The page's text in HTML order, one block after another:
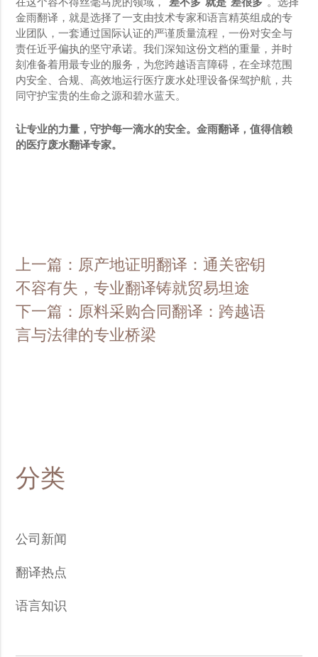
在这个容不得丝毫马虎的领域， “差不多”就是“差很多” 。选择
金雨翻译，就是选择了一支由技术专家和语言精英组成的专
业团队，一套通过国际认证的严谨质量流程，一份对安全与
责任近乎偏执的坚守承诺。我们深知这份文档的重量，并时
刻准备着用最专业的服务，为您跨越语言障碍，在全球范围
内安全、合规、高效地运行医疗废水处理设备保驾护航，共
同守护宝贵的生命之源和碧水蓝天。
让专业的力量，守护每一滴水的安全。金雨翻译，值得信赖
的医疗废水翻译专家。
上一篇：原产地证明翻译：通关密钥
不容有失，专业翻译铸就贸易坦途
下一篇：原料采购合同翻译：跨越语
言与法律的专业桥梁
分类
公司新闻
翻译热点
语言知识